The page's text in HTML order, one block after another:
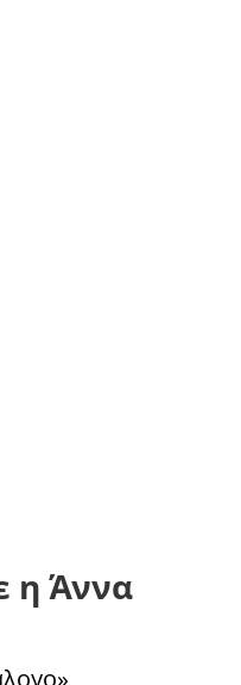
η Άννα